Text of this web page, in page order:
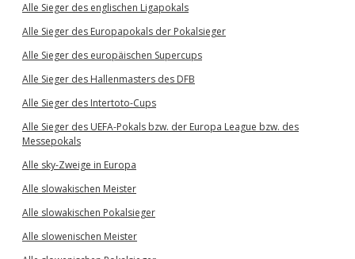
Alle Sieger des englischen Ligapokals
Alle Sieger des Europapokals der Pokalsieger
Alle Sieger des europäischen Supercups
Alle Sieger des Hallenmasters des DFB
Alle Sieger des Intertoto-Cups
Alle Sieger des UEFA-Pokals bzw. der Europa League bzw. des
Messepokals
Alle sky-Zweige in Europa
Alle slowakischen Meister
Alle slowakischen Pokalsieger
Alle slowenischen Meister